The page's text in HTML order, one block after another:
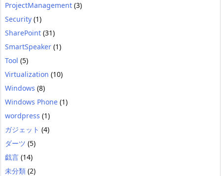
ProjectManagement (3)
Security (1)
SharePoint (31)
SmartSpeaker (1)
Tool (5)
Virtualization (10)
Windows (8)
Windows Phone (1)
wordpress (1)
ガジェット (4)
ダーツ (5)
戯言 (14)
未分類 (2)